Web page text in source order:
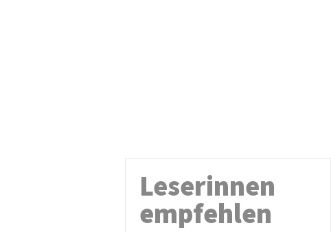
Leserinnen
empfehlen